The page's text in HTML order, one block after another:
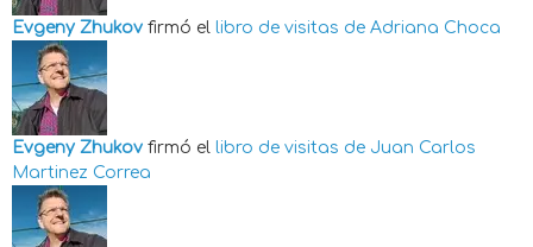
Evgeny Zhukov firmó el libro de visitas de Adriana Choca
Evgeny Zhukov firmó el libro de visitas de Juan Carlos
Martinez Correa